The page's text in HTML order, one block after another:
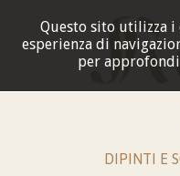
Questo sito utilizza
esperienza di
per
DIPINTI E